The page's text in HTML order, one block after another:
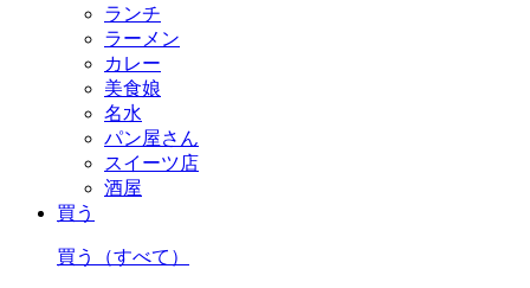
ランチ
ラーメン
カレー
美食娘
名水
パン屋さん
スイーツ店
酒屋
買う
買う （すべて）